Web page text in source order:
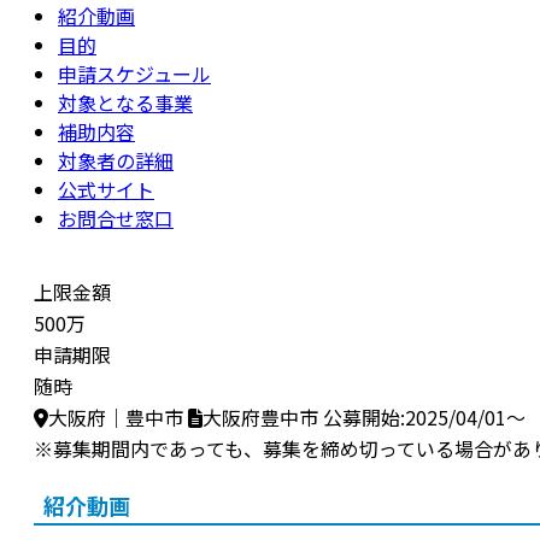
紹介動画
目的
申請スケジュール
対象となる事業
補助内容
対象者の詳細
公式サイト
お問合せ窓口
上限金額
500万
申請期限
随時
大阪府｜豊中市
大阪府豊中市 公募開始:2025/04/01～
※募集期間内であっても、募集を締め切っている場合があ
紹介動画